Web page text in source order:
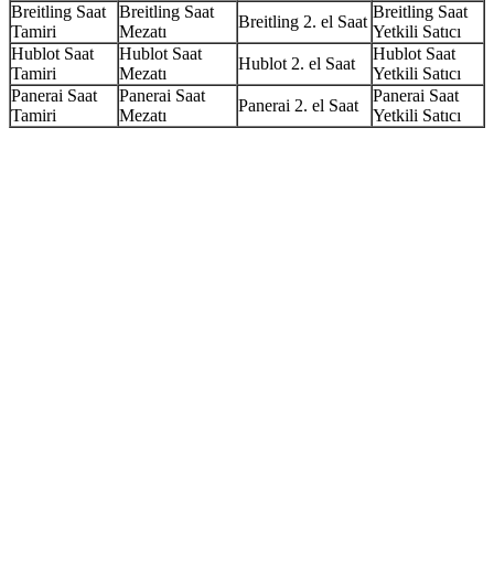
Breitling Saat
Tamiri
Breitling Saat
Mezatı
Breitling 2. el Saat
Breitling Saat
Yetkili Satıcı
Hublot Saat
Tamiri
Hublot Saat
Mezatı
Hublot 2. el Saat
Hublot Saat
Yetkili Satıcı
Panerai Saat
Tamiri
Panerai Saat
Mezatı
Panerai 2. el Saat
Panerai Saat
Yetkili Satıcı